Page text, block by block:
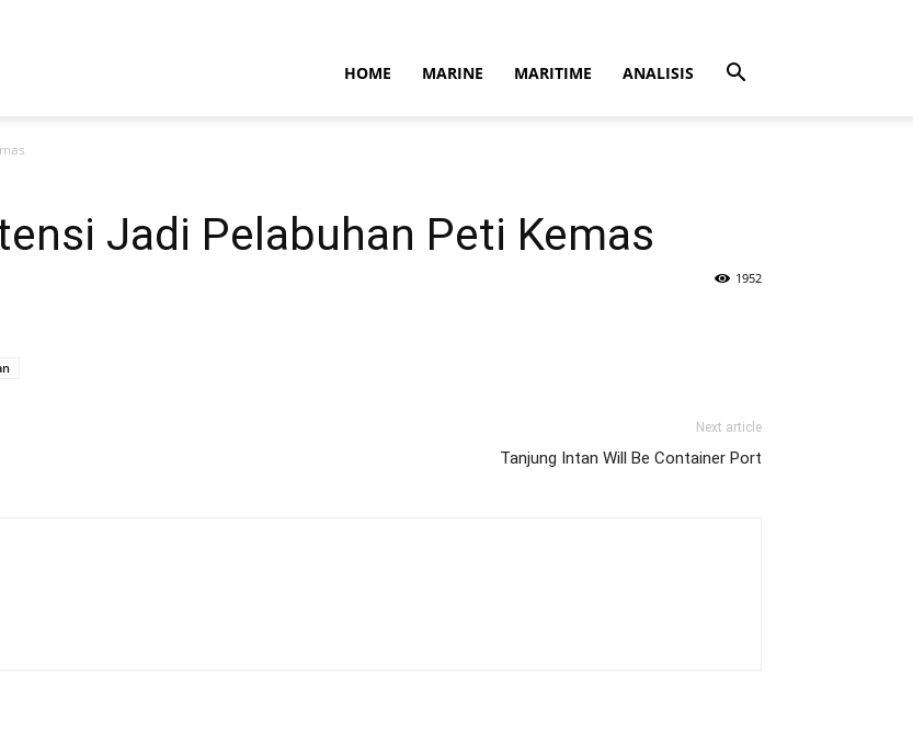
HOME MARINE MARITIME ANALISIS
Jadi Pelabuhan Peti Kemas
1952
Next article
Tanjung Intan Will Be Container Port